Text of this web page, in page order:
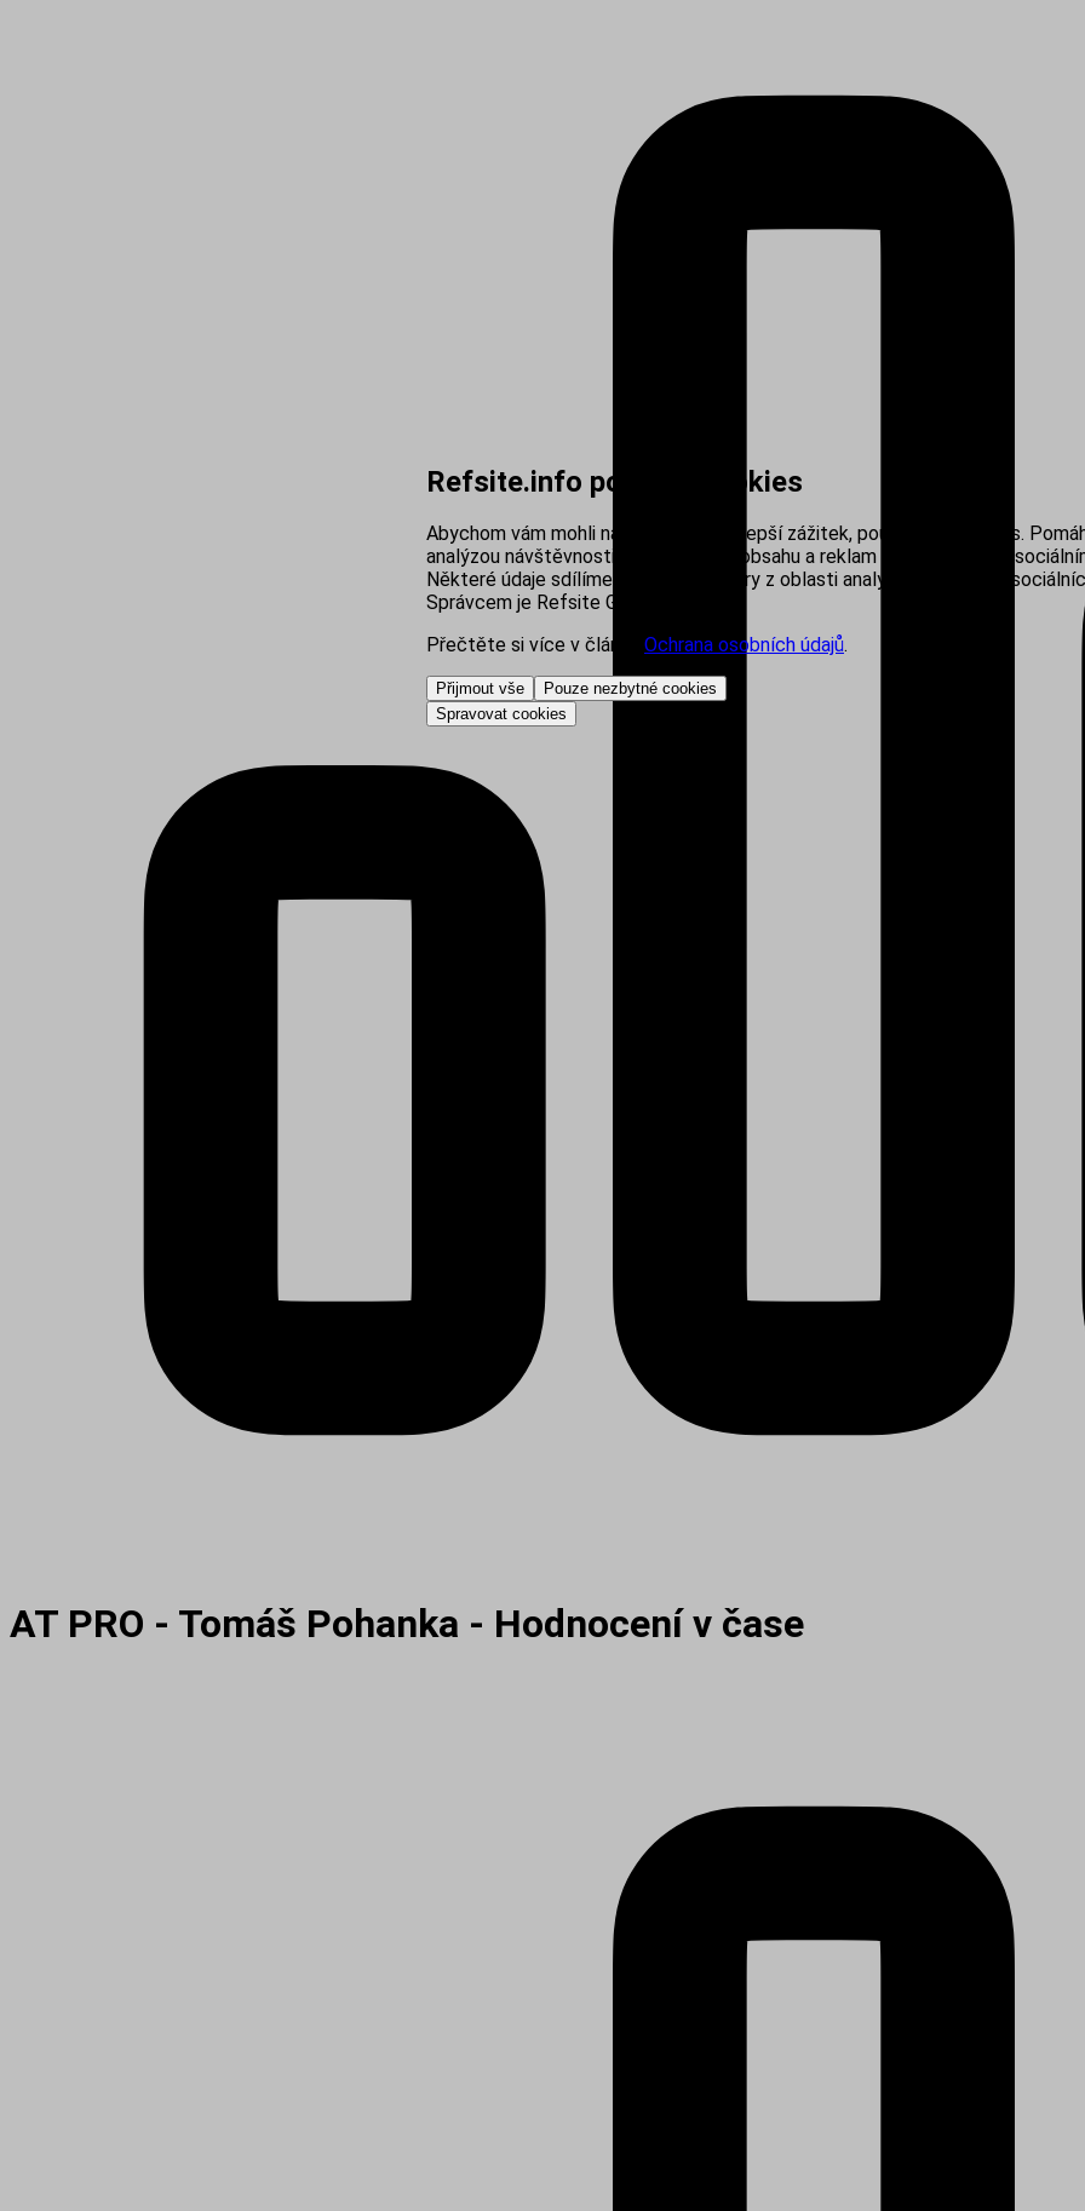
AT PRO - Tomáš Pohanka - Hodnocení v čase
Refsite.info používá cookies
Abychom vám mohli nabídnout co nejlepší zážitek, používáme cookies.
analýzou návštěvnosti, personalizací obsahu a reklam i propojením se
Některé údaje sdílíme s našimi partnery z oblasti analytiky, reklamy a
Správcem je Refsite Group s.r.o.
Přečtěte si více v článku
Ochrana osobních údajů.
Přijmout vše
Pouze nezbytné cookies
Spravovat cookies